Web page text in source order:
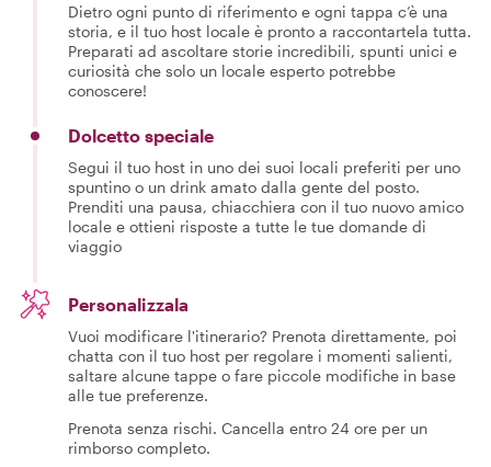
Dietro ogni punto di riferimento e ogni tappa c’è una
storia, e il tuo host locale è pronto a raccontartela tutta.
Preparati ad ascoltare storie incredibili, spunti unici e
curiosità che solo un locale esperto potrebbe
conoscere!
Dolcetto speciale
Segui il tuo host in uno dei suoi locali preferiti per uno
spuntino o un drink amato dalla gente del posto.
Prenditi una pausa, chiacchiera con il tuo nuovo amico
locale e ottieni risposte a tutte le tue domande di
viaggio
Personalizzala
Vuoi modificare l'itinerario? Prenota direttamente, poi
chatta con il tuo host per regolare i momenti salienti,
saltare alcune tappe o fare piccole modifiche in base
alle tue preferenze.
Prenota senza rischi. Cancella entro 24 ore per un
rimborso completo.